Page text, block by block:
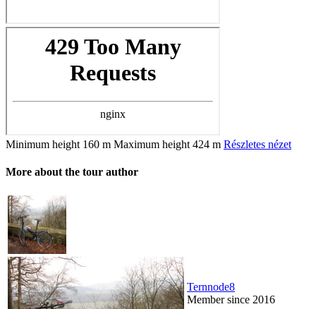
Minimum height 160 m Maximum height 424 m Részletes nézet
More about the tour author
Ternnode8
Member since 2016